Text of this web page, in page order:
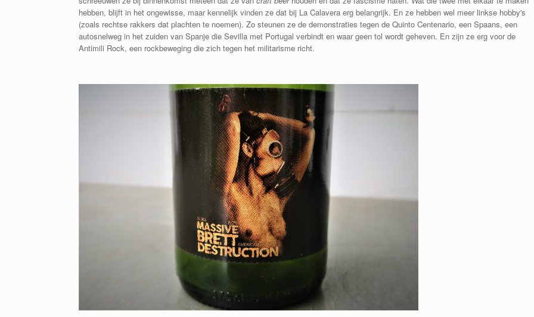
hebben, blijft in het ongewisse, maar kennelijk vinden ze dat bij La Calavera erg belangrijk. En ze hebben wel meer linkse hobby's
(zoals rechtse rakkers dat plachten te noemen). Zo steunen ze de demonstraties tegen de Quinto Centenario, een Spaans, een
autosnelweg in het zuiden van Spanje die Sevilla met Portugal verbindt en waar geen tol wordt geheven. En zijn ze erg voor de
Antimili Rock, een rockbeweging die zich tegen het militarisme richt.